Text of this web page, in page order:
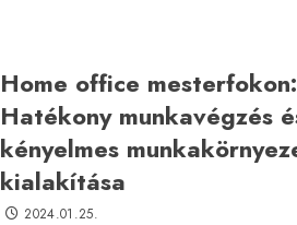
Home office mesterfokon:
Hatékony munkavégzés
kényelmes
kialakítása
2024.01.25.